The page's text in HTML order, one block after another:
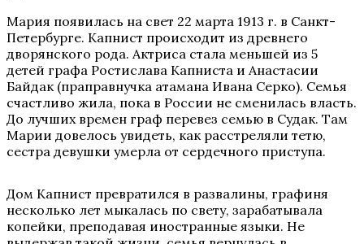
Мария появилась на свет 22 марта 1913 г. в Санкт-
Петербурге. Капнист происходит из древнего
дворянского рода. Актриса стала меньшей из 5
детей графа Ростислава Капниста и Анастасии
Байдак (праправнучка атамана Ивана Серко). Семья
счастливо жила, пока в России не сменилась власть.
До лучших времен граф перевез семью в Судак. Там
Марии довелось увидеть, как расстреляли тетю,
сестра девушки умерла от сердечного приступа.
Дом Капнист превратился в развалины, графиня
несколько лет мыкалась по свету, зарабатывала
копейки, преподавая иностранные языки. Не